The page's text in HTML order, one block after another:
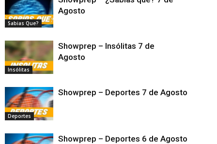
Sabias Que?
Agosto
Insólitas
Showprep – Insólitas 7 de
Agosto
Deportes
Showprep – Deportes 7 de Agosto
Showprep – Deportes 6 de Agosto